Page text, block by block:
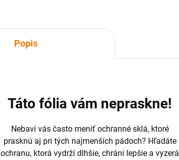
Popis
Táto fólia vám nepraskne!
Nebaví vás často meniť ochranné sklá, ktoré
prasknú aj pri tých najmenších pádoch? Hľadáte
ochranu, ktorá vydrží dlhšie, chráni lepšie a vyzerá